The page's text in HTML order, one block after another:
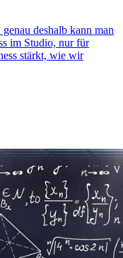
deshalb kann man
im Studio, nur für
stärkt, wie wir